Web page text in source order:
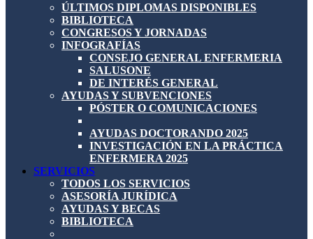
ÚLTIMOS DIPLOMAS DISPONIBLES
BIBLIOTECA
CONGRESOS Y JORNADAS
INFOGRAFÍAS
CONSEJO GENERAL ENFERMERIA
SALUSONE
DE INTERÉS GENERAL
AYUDAS Y SUBVENCIONES
PÓSTER O COMUNICACIONES
AYUDAS DOCTORANDO 2025
INVESTIGACIÓN EN LA PRÁCTICA
ENFERMERA 2025
SERVICIOS
TODOS LOS SERVICIOS
ASESORÍA JURÍDICA
AYUDAS Y BECAS
BIBLIOTECA